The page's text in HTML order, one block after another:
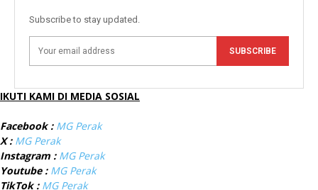
Subscribe to stay updated.
SUBSCRIBE
IKUTI KAMI DI MEDIA SOSIAL
Facebook : MG Perak
X : MG Perak
Instagram : MG Perak
Youtube : MG Perak
TikTok : MG Perak